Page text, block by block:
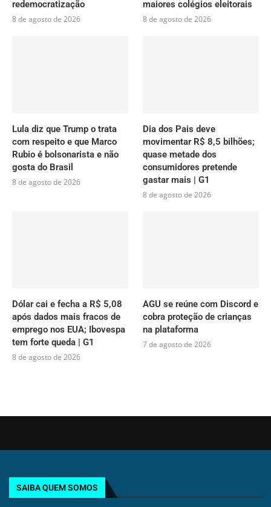
redemocratização
8 de agosto de 2026
maiores colégios eleitorais
8 de agosto de 2026
Lula diz que Trump o trata
com respeito e que Marco
Rubio é bolsonarista e não
gosta do Brasil
8 de agosto de 2026
Dia dos Pais deve
movimentar R$ 8,5 bilhões;
quase metade dos
consumidores pretende
gastar mais | G1
8 de agosto de 2026
Dólar cai e fecha a R$ 5,08
após dados mais fracos de
emprego nos EUA; Ibovespa
tem forte queda | G1
8 de agosto de 2026
AGU se reúne com Discord e
cobra proteção de crianças
na plataforma
7 de agosto de 2026
SAIBA QUEM SOMOS